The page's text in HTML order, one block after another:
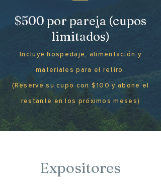
$500 por pareja (cupos
limitados)
Incluye hospedaje, alimentación y
materiales para el retiro.
(Reserve su cupo con $100 y abone el
restante en los próximos meses)
Expositores